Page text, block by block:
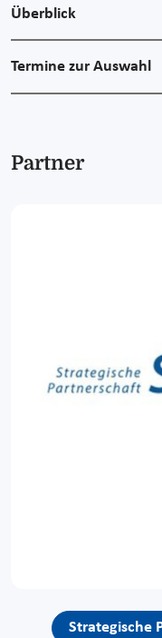
Überblick
Termine zur Auswahl
Partner
Strategische